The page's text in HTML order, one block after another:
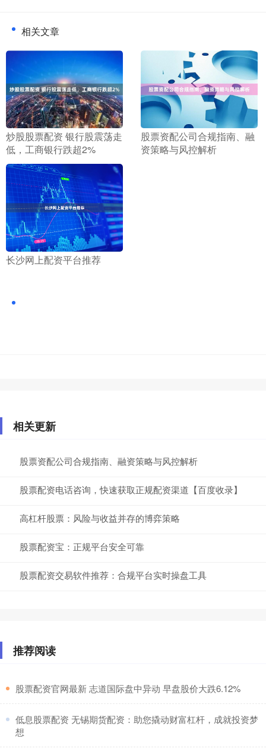
相关文章
​炒股股票配资 银行股震荡走
低，工商银行跌超2%
​股票资配公司合规指南、融
资策略与风控解析
​长沙网上配资平台推荐
相关更新
股票资配公司合规指南、融资策略与风控解析
股票配资电话咨询，快速获取正规配资渠道【百度收录】
高杠杆股票：风险与收益并存的博弈策略
股票配资宝：正规平台安全可靠
股票配资交易软件推荐：合规平台实时操盘工具
推荐阅读
​股票配资官网最新 志道国际盘中异动 早盘股价大跌6.12%
​低息股票配资 无锡期货配资：助您撬动财富杠杆，成就投资梦
想